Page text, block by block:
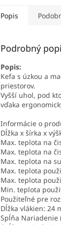
Popis
Podrobný
Popis:
Kefa s úzkou a
priestorov.
Vyšší uhol, pod
vďaka
Informácie o
Dĺžka x šírka x
Max. teplota na
Max. teplota na
Max. teplota na
Max. teplota
Max. teplota
Min. teplota
Použiteľné pre
Dĺžka vlákien: 24
Spĺňa Nariadenie